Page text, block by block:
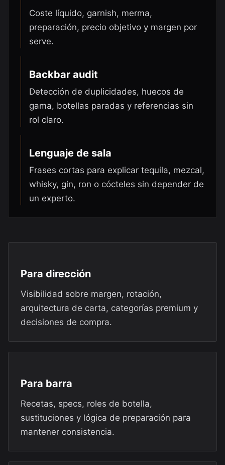
Coste líquido, garnish, merma,
preparación, precio objetivo y margen por
serve.
Backbar audit
Detección de duplicidades, huecos de
gama, botellas paradas y referencias sin
rol claro.
Lenguaje de sala
Frases cortas para explicar tequila, mezcal,
whisky, gin, ron o cócteles sin depender de
un experto.
Para dirección
Visibilidad sobre margen, rotación,
arquitectura de carta, categorías premium y
decisiones de compra.
Para barra
Recetas, specs, roles de botella,
sustituciones y lógica de preparación para
mantener consistencia.